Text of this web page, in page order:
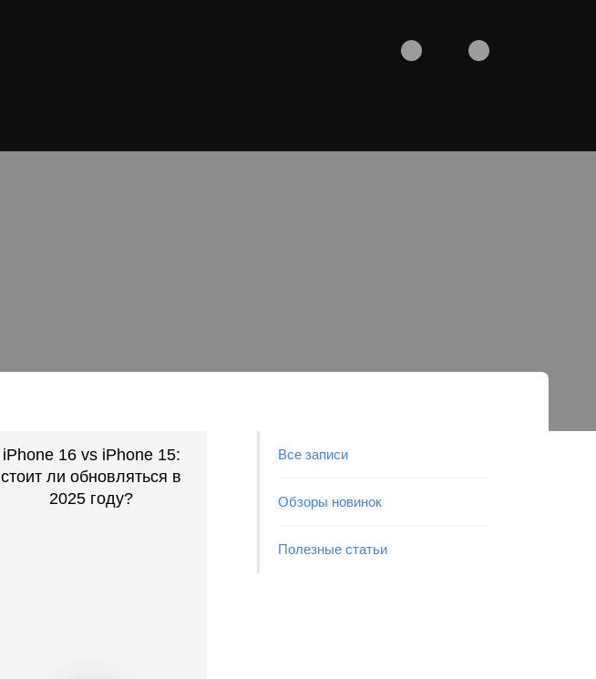
iPhone 16 vs iPhone 15:
стоит ли обновляться в
2025 году?
Все записи
Обзоры новинок
Полезные статьи